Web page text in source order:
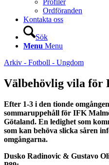
Profiler
Ordföranden
Kontakta oss
Sök
Menu Menu
Arkiv - Fotboll - Ungdom
Välbehövlig vila för
Efter 1-3 i den tionde
sommaruppehåll för IFK
Götaland. En ledighet som
som kan behöva slicka såren
omgångarna.
Dusko Radinovic & Gustavo